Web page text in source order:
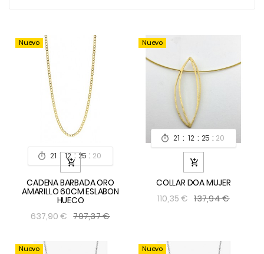
Nuevo
 21 : 12 : 25 : 19

CADENA BARBADA ORO
AMARILLO 60CM ESLABON
HUECO
637,90 € 797,37 €
Nuevo
 21 : 12 : 25 : 19

COLLAR DOA MUJER
110,35 € 137,94 €
Nuevo Nuevo